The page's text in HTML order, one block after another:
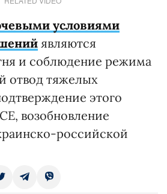
условиями
являются
и соблюдение режима
отвод тяжелых
этого
возобновление
российской